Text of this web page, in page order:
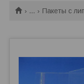
... Пакеты с